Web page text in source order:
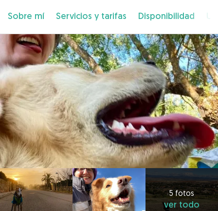
Sobre mí Servicios y tarifas Disponibilidad
5 fotos
ver todo